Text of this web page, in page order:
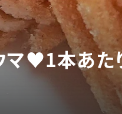
マ♥1本あ